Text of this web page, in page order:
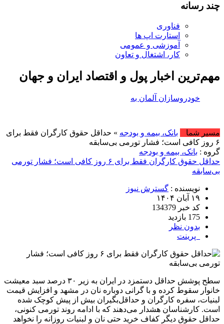
چند رسانه
فناوری
استارت اپ ها
آموزشی و عمومی
کار، اشتغال و تعاون
مهم‌ترین اخبار پول و اقتصاد ایران و جهان
خودروسازان آلمان به تصمیم‌های دردناک نزدیک
مسیر شما
بانک، بیمه و بودجه » حداقل حقوق کارگران فقط برای
۶ روز کافی است؛ فشار تورمی بی‌سابقه
گروه : بانک، بیمه و بودجه
حداقل حقوق کارگران فقط برای ۶ روز کافی است؛ فشار تورمی
بی‌سابقه
نویسنده : گسترش نیوز
۱۹ آبان ۱۴۰۴
کد خبر 134379
175 بازدید
بدون نظر
پرینت
سطح پوشش حداقل دستمزد در ایران به زیر ۳۰ درصد سبد معیشت
خانوار سقوط کرده و با گرانی دوباره نان در مشهد و افزایش قیمت
لبنیات، سفره کارگران و حداقل‌بگیران بیش از پیش کوچک شده
است. کارشناسان هشدار می‌دهند که با ادامه روند تورمی کنونی،
حداقل حقوق دیگر کفاف خرید حتی نان و لبنیات روزانه را نخواهد